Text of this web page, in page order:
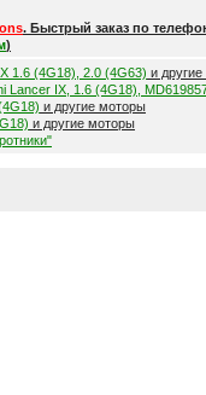
. Быстрый заказ по
)
1.6 (4G18), 2.0 (4G63) и
Lancer IX, 1.6 (4G18),
и другие моторы
и другие моторы